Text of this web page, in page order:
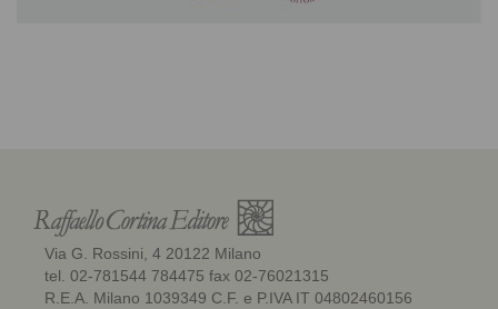
Via G. Rossini, 4 20122 Milano
tel. 02-781544 784475 fax 02-76021315
R.E.A. Milano 1039349 C.F. e P.IVA IT 04802460156